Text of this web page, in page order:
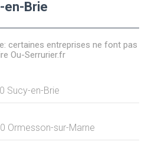
Brie
certaines entreprises ne font pas
Ou-Serrurier.fr
Sucy-en-Brie
Ormesson-sur-Marne